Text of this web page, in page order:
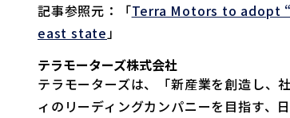
記事参照元：「Terra Motors to adopt
east state」
テラモーターズ株式会社
テラモーターズは、「新産業を創造し、
ィのリーディングカンパニーを目指す、